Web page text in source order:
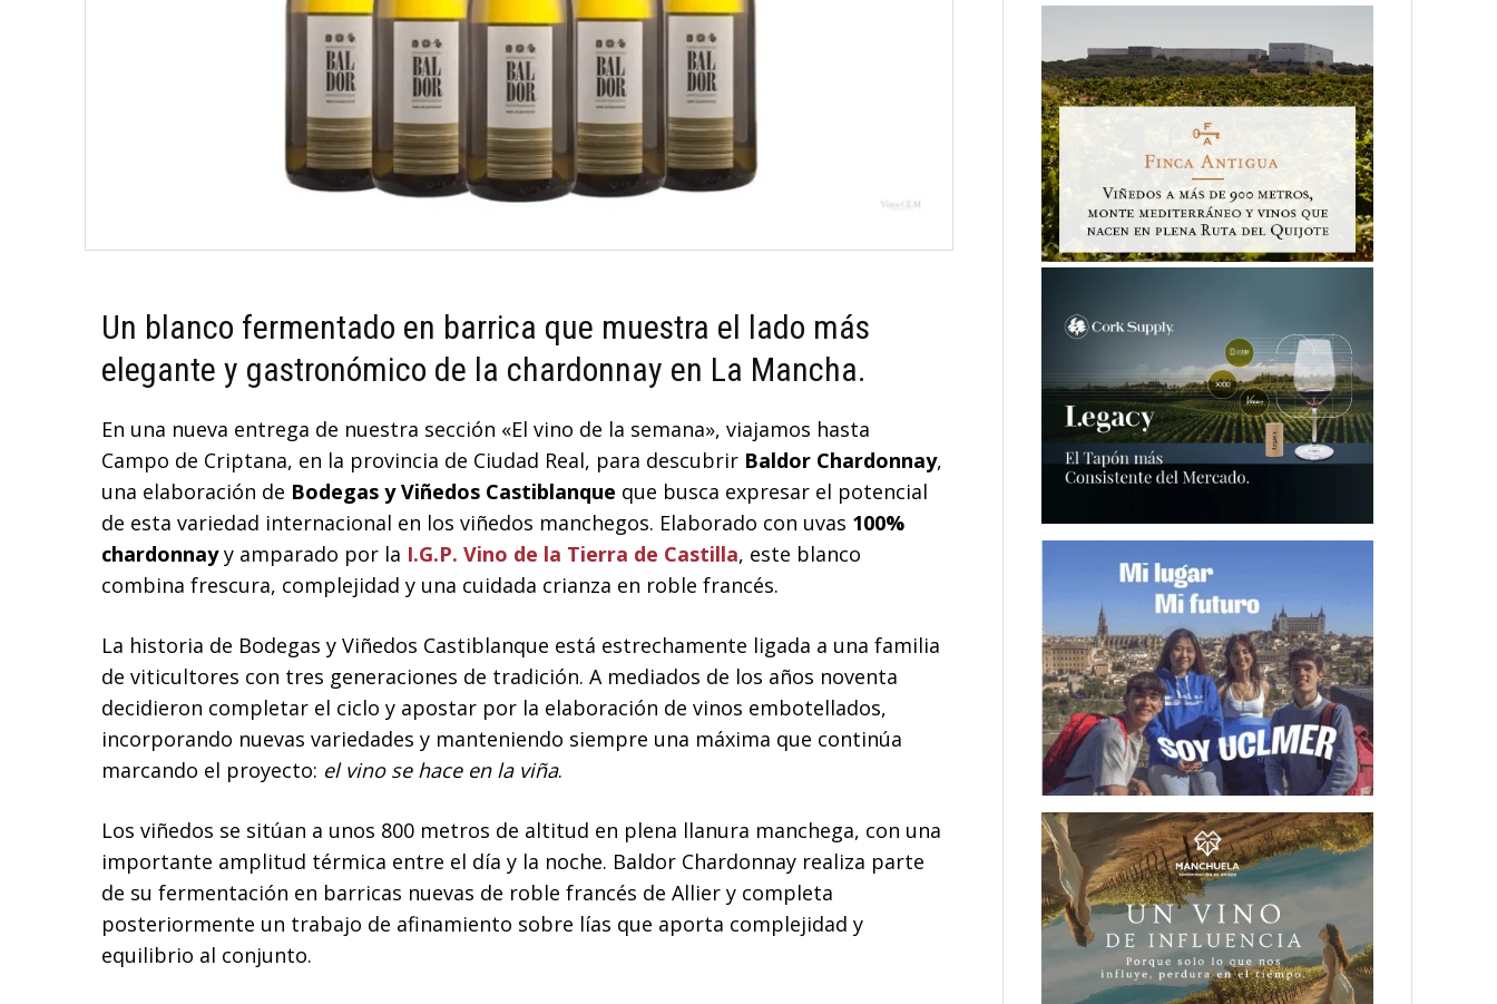
Un blanco fermentado en barrica que muestra el lado más
elegante y gastronómico de la chardonnay en La Mancha.
En una nueva entrega de nuestra sección «El vino de la semana», viajamos hasta
Campo de Criptana, en la provincia de Ciudad Real, para descubrir Baldor Chardonnay,
una elaboración de Bodegas y Viñedos Castiblanque que busca expresar el potencial
de esta variedad internacional en los viñedos manchegos. Elaborado con uvas 100%
chardonnayy amparado por la I.G.P. Vino de la Tierra de Castilla, este blanco
combina frescura, complejidad y una cuidada crianza en roble francés.
La historia de Bodegas y Viñedos Castiblanque está estrechamente ligada a una familia
de viticultores con tres generaciones de tradición. A mediados de los años noventa
decidieron completar el ciclo y apostar por la elaboración de vinos embotellados,
incorporando nuevas variedades y manteniendo siempre una máxima que continúa
marcando el proyecto: el vino se hace en la viña.
Los viñedos se sitúan a unos 800 metros de altitud en plena llanura manchega, con una
importante amplitud térmica entre el día y la noche. Baldor Chardonnay realiza parte
de su fermentación en barricas nuevas de roble francés de Allier y completa
posteriormente un trabajo de afinamiento sobre lías que aporta complejidad y
equilibrio al conjunto.